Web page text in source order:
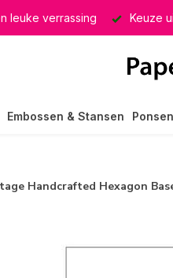
leuke verrassing Keuze
Embossen & Stansen Ponsen
Handcrafted Hexagon